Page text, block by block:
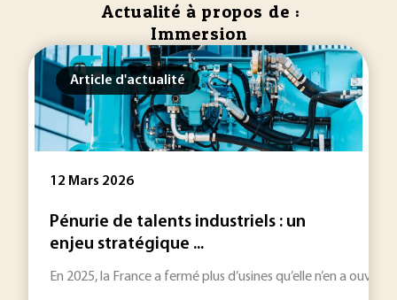
Actualité à propos de :
Immersion
Article d'actualité
12 Mars 2026
Pénurie de talents industriels : un
enjeu stratégique ...
En 2025, la France a fermé plus d’usines qu’elle n’en a